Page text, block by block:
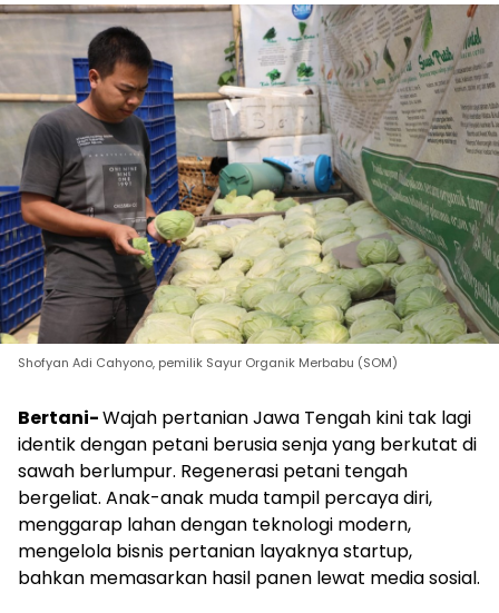
Shofyan Adi Cahyono, pemilik Sayur Organik Merbabu (SOM)
Bertani-Wajah pertanian Jawa Tengah kini tak lagi
identik dengan petani berusia senja yang berkutat di
sawah berlumpur. Regenerasi petani tengah
bergeliat. Anak-anak muda tampil percaya diri,
menggarap lahan dengan teknologi modern,
mengelola bisnis pertanian layaknya startup,
bahkan memasarkan hasil panen lewat media sosial.